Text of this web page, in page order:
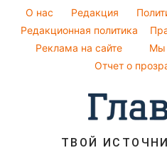
Новости Ровно
Пылевая буря
Уборка
Комнатные растения
Авто
O нас Редакция
Редакционная политика
Реклама на сайте
Мы
Отчет о
ТВОЙ